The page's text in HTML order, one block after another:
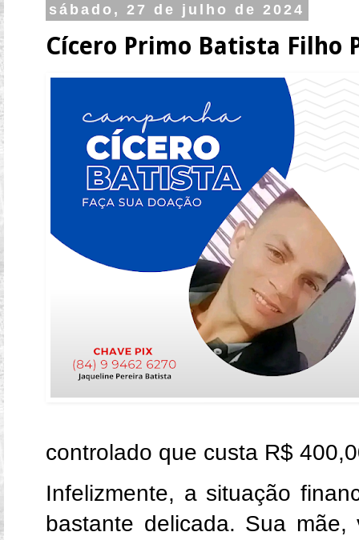
sábado, 27 de julho de 2024
Cícero Primo Batista Filho
controlado que custa R$
Infelizmente, a situação
bastante delicada. Sua